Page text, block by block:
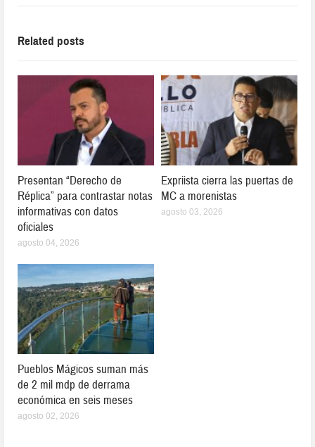
Related posts
Presentan “Derecho de
Réplica” para contrastar notas
informativas con datos
oficiales
agosto 04, 2026
Expriista cierra las puertas de
MC a morenistas
agosto 03, 2026
Pueblos Mágicos suman más
de 2 mil mdp de derrama
económica en seis meses
agosto 02, 2026